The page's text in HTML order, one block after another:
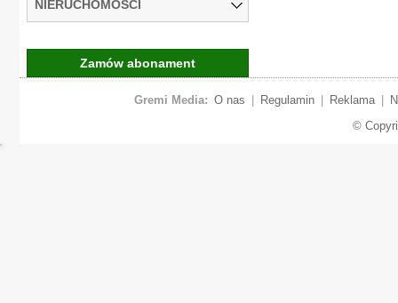
NIERUCHOMOŚCI
Zamów abonament
Gremi Media: O nas Regulamin Reklama
©